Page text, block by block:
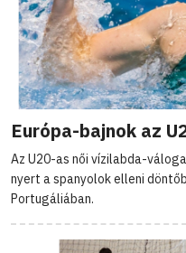
Európa-bajnok az
Az U20-as női vízilabda-
nyert a spanyolok elleni
Portugáliában.